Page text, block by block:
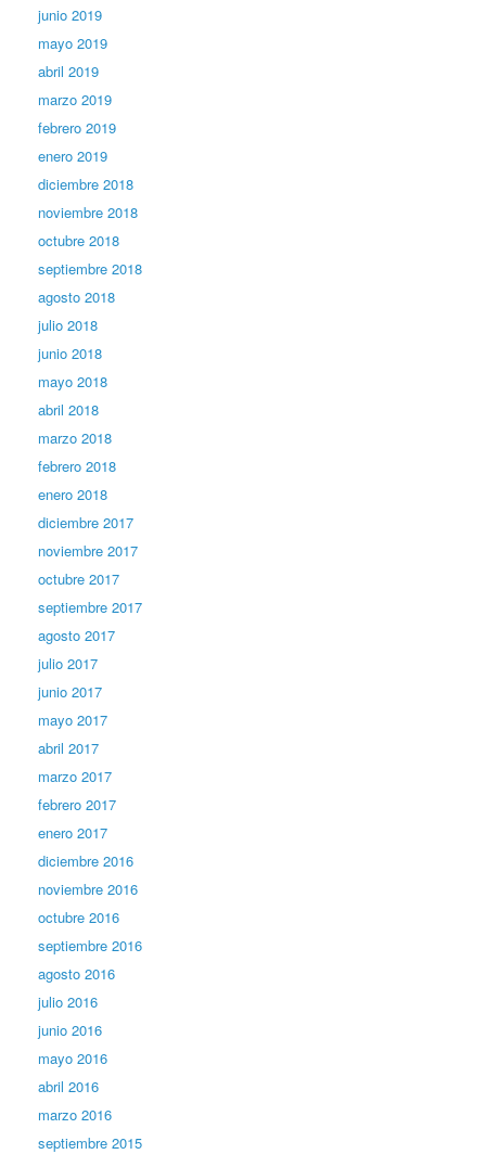
junio 2019
mayo 2019
abril 2019
marzo 2019
febrero 2019
enero 2019
diciembre 2018
noviembre 2018
octubre 2018
septiembre 2018
agosto 2018
julio 2018
junio 2018
mayo 2018
abril 2018
marzo 2018
febrero 2018
enero 2018
diciembre 2017
noviembre 2017
octubre 2017
septiembre 2017
agosto 2017
julio 2017
junio 2017
mayo 2017
abril 2017
marzo 2017
febrero 2017
enero 2017
diciembre 2016
noviembre 2016
octubre 2016
septiembre 2016
agosto 2016
julio 2016
junio 2016
mayo 2016
abril 2016
marzo 2016
septiembre 2015